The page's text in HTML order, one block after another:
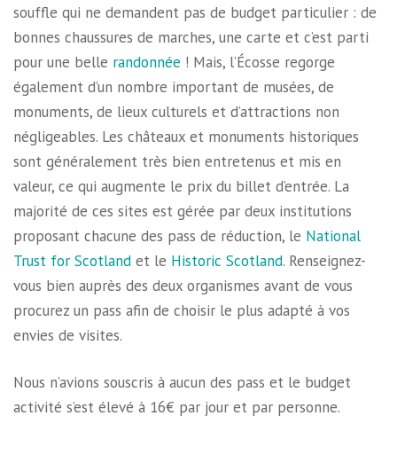
souffle qui ne demandent pas de budget particulier : de
bonnes chaussures de marches, une carte et c’est parti
pour une belle randonnée ! Mais, l’Écosse regorge
également d’un nombre important de musées, de
monuments, de lieux culturels et d’attractions non
négligeables. Les châteaux et monuments historiques
sont généralement très bien entretenus et mis en
valeur, ce qui augmente le prix du billet d’entrée. La
majorité de ces sites est gérée par deux institutions
proposant chacune des pass de réduction, le National
Trust for Scotland et le Historic Scotland. Renseignez-
vous bien auprès des deux organismes avant de vous
procurez un pass afin de choisir le plus adapté à vos
envies de visites.
Nous n’avions souscris à aucun des pass et le budget
activité s’est élevé à 16€ par jour et par personne.